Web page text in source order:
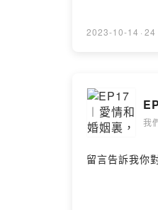
2023-10-14 · 24
我
留言告訴我